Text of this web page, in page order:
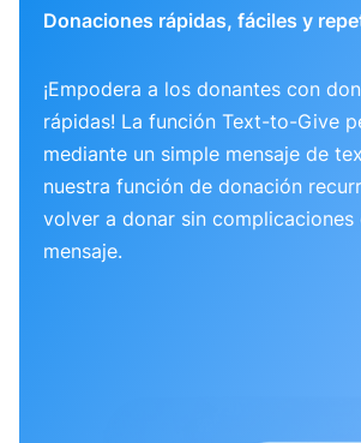
Donaciones rápidas, fáciles y
¡Empodera a los donantes con
rápidas! La función Text-to-Give
mediante un simple mensaje de
nuestra función de donación
volver a donar sin complicaciones
mensaje.